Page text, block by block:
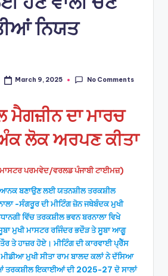
ਨਿਯਤ
March 9, 2025 No Comments
ਮੈਗਜ਼ੀਨ ਦਾ ਮਾਰਚ
ਲੋਕ ਅਰਪਣ ਕੀਤਾ
ਪਰਮਵੇਦ/ਵਰਲਡ ਪੰਜਾਬੀ ਟਾਈਮਜ਼)
ਬਣਾਉਣ ਲਈ ਯਤਨਸ਼ੀਲ ਤਰਕਸ਼ੀਲ
-ਸੰਗਰੂਰ ਦੀ ਮੀਟਿੰਗ ਜ਼ੋਨ ਜਥੇਬੰਦਕ ਮੁਖੀ
ਵਿੱਚ ਤਰਕਸ਼ੀਲ ਭਵਨ ਬਰਨਾਲਾ ਵਿਖੇ
ਮੁਖੀ ਮਾਸਟਰ ਰਜਿੰਦਰ ਭਦੌੜ ਤੇ ਸੂਬਾ ਆਗੂ
ਤੇ ਹਾਜ਼ਰ ਹੋਏ। ਮੀਟਿੰਗ ਦੀ ਕਾਰਵਾਈ ਪ੍ਰੈੱਸ
ਮੁਖੀ ਸੀਤਾ ਰਾਮ ਬਾਲਦ ਕਲਾਂ ਨੇ ਦੱਸਿਆ
ਤਰਕਸ਼ੀਲ ਇਕਾਈਆਂ ਦੀ 2025-27 ਦੋ ਸਾਲਾਂ